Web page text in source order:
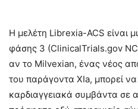
Η μελέτη Librexia-ACS είναι
φάσης 3 (ClinicalTrials.gov
αν το Μilvexian, ένας νέος
του παράγοντα XIa, μπορεί
καρδιαγγειακά συμβάντα σε